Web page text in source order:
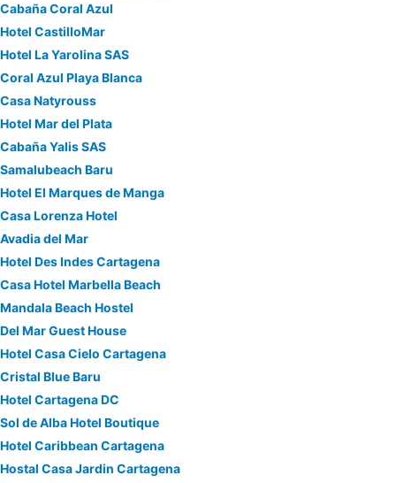
Cabaña Coral Azul
Hotel CastilloMar
Hotel La Yarolina SAS
Coral Azul Playa Blanca
Casa Natyrouss
Hotel Mar del Plata
Cabaña Yalis SAS
Samalubeach Baru
Hotel El Marques de Manga
Casa Lorenza Hotel
Avadia del Mar
Hotel Des Indes Cartagena
Casa Hotel Marbella Beach
Mandala Beach Hostel
Del Mar Guest House
Hotel Casa Cielo Cartagena
Cristal Blue Baru
Hotel Cartagena DC
Sol de Alba Hotel Boutique
Hotel Caribbean Cartagena
Hostal Casa Jardin Cartagena